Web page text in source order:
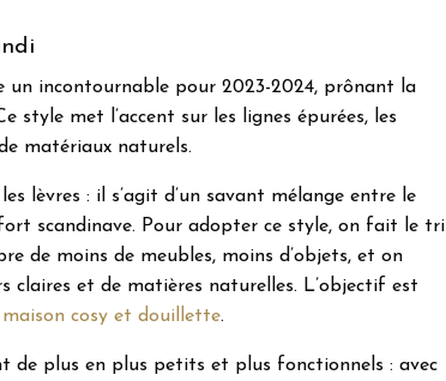
un incontournable pour 2023-2024, prônant la
style met l’accent sur les lignes épurées, les
matériaux naturels.
lèvres : il s’agit d’un savant mélange entre le
scandinave. Pour adopter ce style, on fait le tri
de moins de meubles, moins d’objets, et on
claires et de matières naturelles. L’objectif est
maison cosy et douillette.
de plus en plus petits et plus fonctionnels : avec